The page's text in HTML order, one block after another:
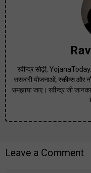
रवीन्द्र सोढ़ी,
सरकारी योजनाओं, स्कीम्स और
समझाया जाए। रवीन्द्र जी
Leave a Comment